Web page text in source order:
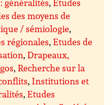
généralités,Études
des moyens de
/ sémiologie,
régionales,Etudes de
,Drapeaux,
,Recherche sur la
, Institutions et
,Etudes